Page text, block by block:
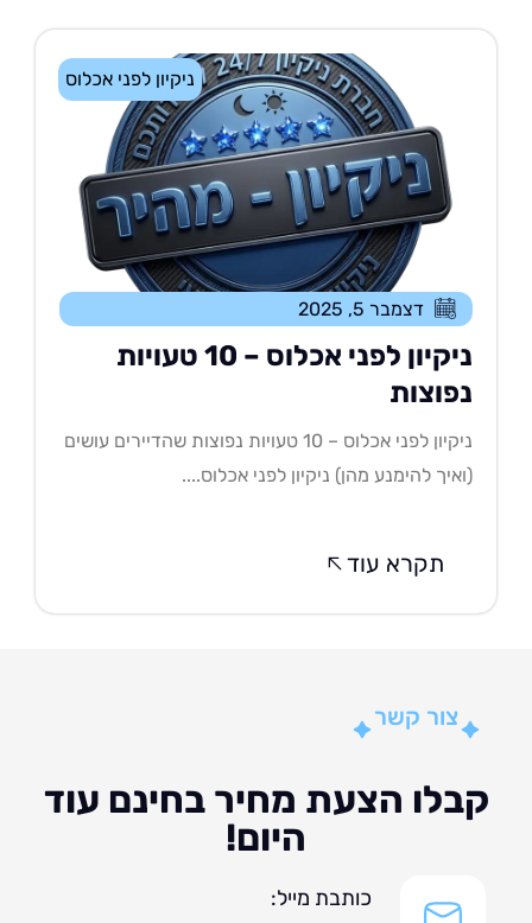
ניקיון לפני אכלוס
דצמבר 5, 2025
ניקיון לפני אכלוס – 10 טעויות
ניקיון לפני אכלוס – 10 טעויות נפוצות שהדיירים עושים
להימנע מהן) ניקיון לפני אכלוס....
תקרא עוד
צור קשר
הצעת מחיר בחינם עוד
היום!
כותבת מייל: